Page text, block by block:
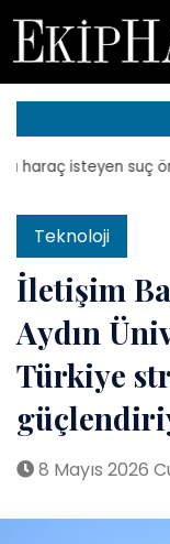
isteyen suç
Teknoloji
İletişim
Aydın
Türkiye
8 Mayıs 2026